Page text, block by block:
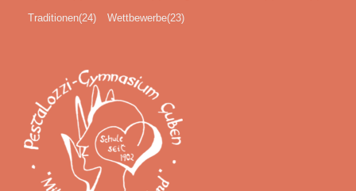
Traditionen(24) Wettbewerbe(23)